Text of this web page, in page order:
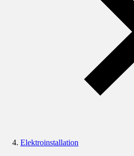
Elektroinstallation